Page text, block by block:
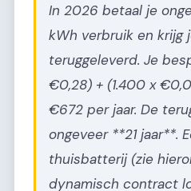
In 2026 betaal je
kWh verbruik en krijg
teruggeleverd. Je
€0,28) + (1.400 x
€672 per jaar. De
ongeveer **21 jaar**.
thuisbatterij (zie
dynamisch contract